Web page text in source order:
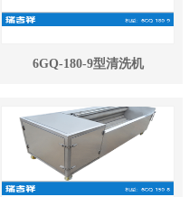
6GQ-180-9型清洗机